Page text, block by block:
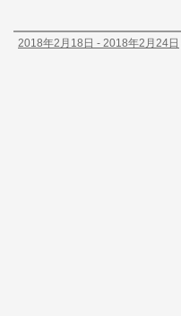
2018年2月18日 - 2018年2月24日